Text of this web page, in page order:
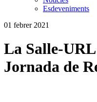
Esdeveniments
01 febrer 2021
La Salle-URL
Jornada de